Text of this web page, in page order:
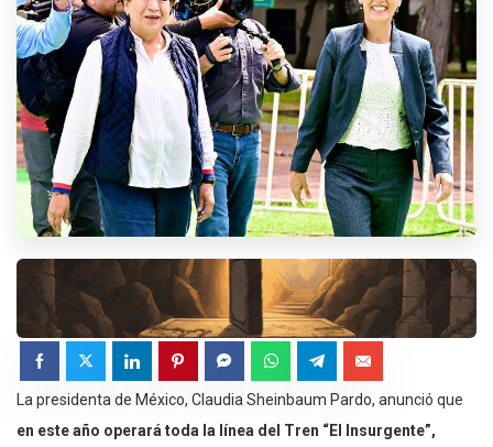
La presidenta de México, Claudia Sheinbaum Pardo, anunció que
en este año operará toda la línea del Tren “El Insurgente”,